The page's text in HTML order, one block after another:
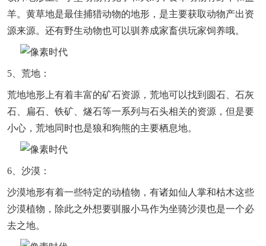
羊。黄草地是最佳捕猎动物的地形，是主要获取动物产出资
源来源。还有野生动物也可以驯养成家畜供玩家饲养哦。
5、荒地：
荒地地形上有着丰富的矿石资源，荒地可以找到圆石、石灰
石、扁石、铁矿、燧石等一系列与石头相关的资源，但是要
小心，荒地同时也是狼和狗熊的主要栖息地。
6、沙漠：
沙漠地形有着一些特定的动植物，有诸如仙人掌和枯木这些
沙漠植物，除此之外想要驯服小马作为坐骑沙漠也是一个必
去之地。